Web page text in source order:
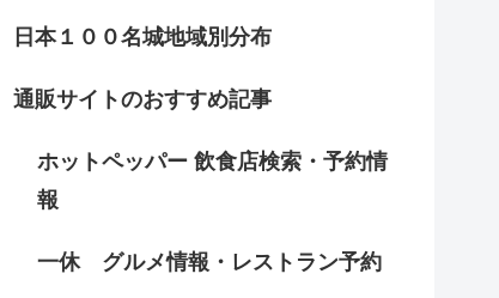
日本１００名城地域別分布
通販サイトのおすすめ記事
ホットペッパー 飲食店検索・予約情
報
一休 グルメ情報・レストラン予約